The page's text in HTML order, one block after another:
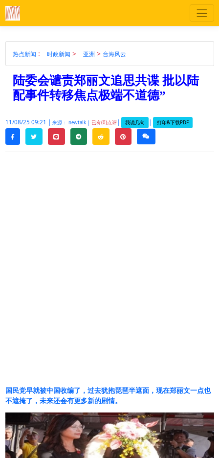
热点新闻 : 时政新闻 > 亚洲 > 台海风云
陆委会谴责郑丽文追思共谍 批以陆
配事件转移焦点极端不道德”
11/08/25 09:21 | 来源： newtalk | 已有(0)点评| 我说几句 | 打印&下载PDF
facebooktwitterline telegramreddit pinterestweixin
国民党早就被中国收编了，过去犹抱琵琶半遮面，现在郑丽文一点也
不遮掩了，未来还会有更多新的剧情。